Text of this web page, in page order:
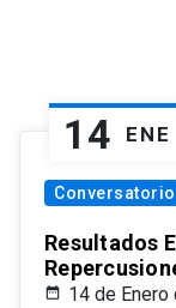
14 ENE
Conversatorio
Resultados
14 de Enero